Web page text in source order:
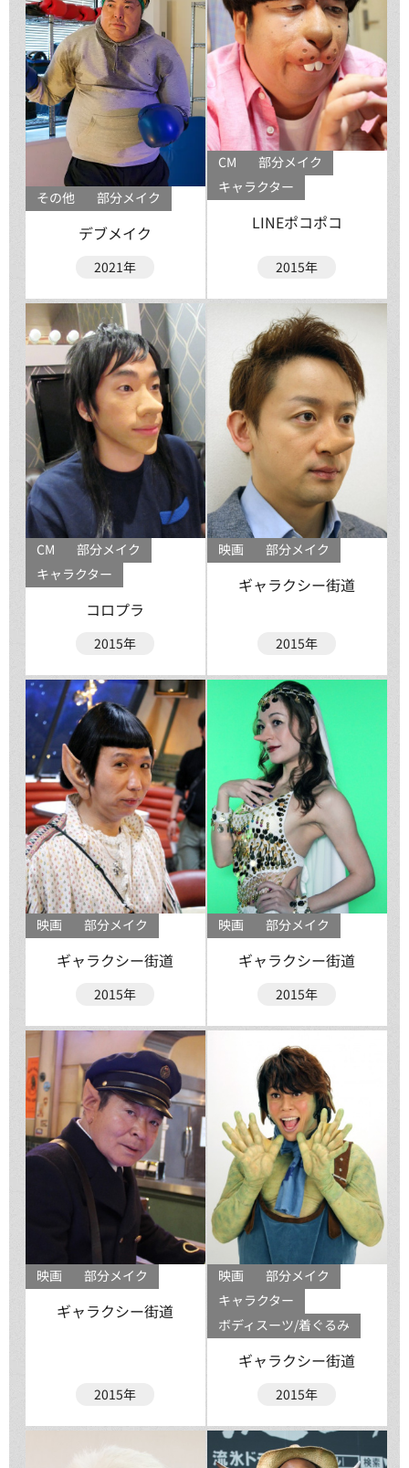
その他 部分メイク
デブメイク
2021年
CM
部分メイク
キャラクター
LINEポコポコ
2015年
CM
部分メイク
キャラクター
コロプラ
2015年
映画 部分メイク
ギャラクシー街道
2015年
映画 部分メイク
ギャラクシー街道
2015年
映画 部分メイク
ギャラクシー街道
2015年
映画 部分メイク
ギャラクシー街道
2015年
映画
部分メイク
キャラクター
ボディスーツ/着ぐるみ
ギャラクシー街道
2015年